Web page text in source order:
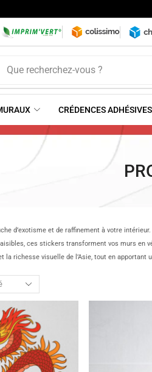
Que recherchez-vous ?
CRÉDENCES ADHÉSIVES
d’exotisme et de raffinement à votre
ces stickers transforment vos murs en
la richesse visuelle de l’Asie, tout en apportant